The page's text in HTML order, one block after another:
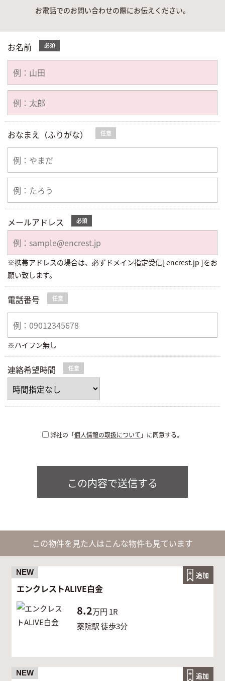
お電話でのお問い合わせの際にお伝えください。
お名前 必須
おなまえ（ふりがな） 任意
メールアドレス 必須
※携帯アドレスの場合は、必ずドメイン指定受信[ encrest.jp ]をお
願い致します。
電話番号 任意
※ハイフン無し
連絡希望時間 任意
弊社の「個人情報の取扱について 」に同意する。
この内容で送信する
この物件を見た人はこんな物件も見ています
NEW
エンクレストALIVE白金
8.2万円 1R
薬院駅 徒歩3分
追加
NEW 追加